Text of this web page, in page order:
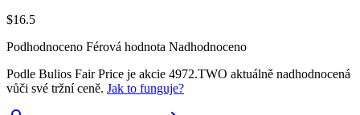
$16.5
Podhodnoceno Férová hodnota Nadhodnoceno
Podle Bulios Fair Price je akcie 4972.TWO aktuálně nadhodnocená
vůči své tržní ceně. Jak to funguje?